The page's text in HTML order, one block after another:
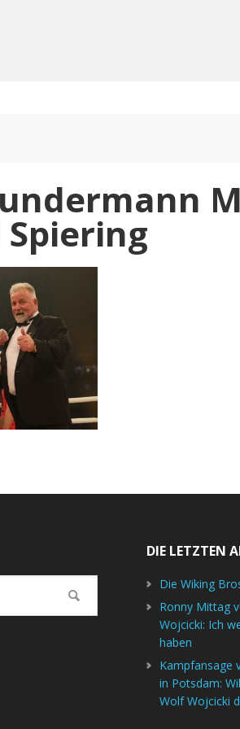
DIE LETZTEN
Die Wiking
Ronny Mittag
Wojcicki: Ich
haben
Kampfansage
in Potsdam:
Wolf Wojcicki